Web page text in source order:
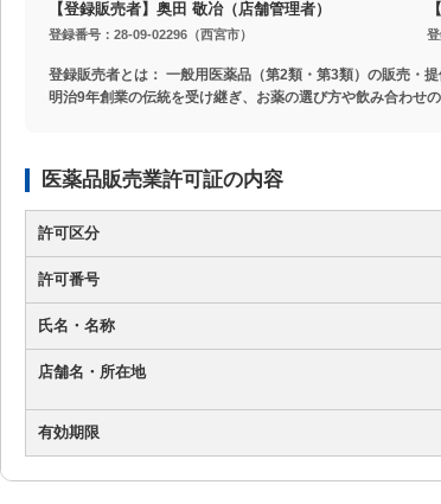
【登録販売者】奥田 敬冶（店舗管理者）
登録番号：28-09-02296（西宮市）
登録販売者とは： 一般用医薬品（第2類・第3類）の販売・提
明治9年創業の伝統を受け継ぎ、お薬の選び方や飲み合わせ
医薬品販売業許可証の内容
許可区分
許可番号
氏名・名称
店舗名・所在地
有効期限